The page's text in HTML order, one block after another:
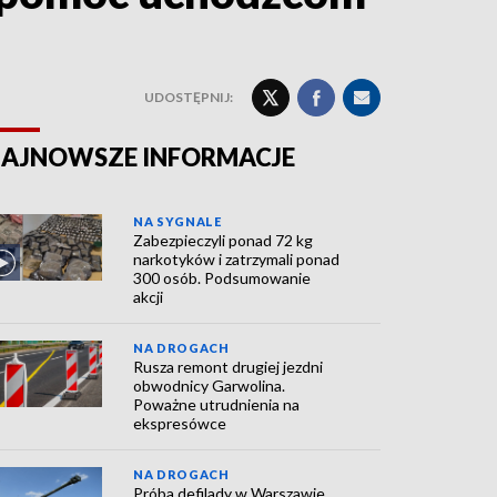
UDOSTĘPNIJ:
INFORMACJE
NA SYGNALE
Zabezpieczyli ponad 72 kg
narkotyków i zatrzymali ponad
300 osób. Podsumowanie
akcji
NA DROGACH
Rusza remont drugiej jezdni
obwodnicy Garwolina.
Poważne utrudnienia na
ekspresówce
NA DROGACH
Próba defilady w Warszawie.